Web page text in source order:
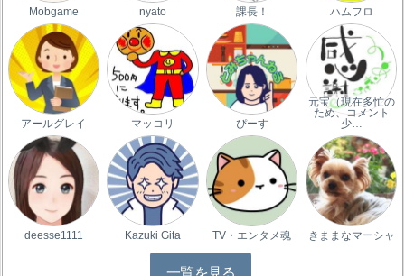
Mobgame nyato 課長！ ハムフロ
アールグレイ マッコリ ぴーす
元宝（現在多忙の
ため、コメント
少…
deesse1111 Kazuki Gita TV・エンタメ魂 きままなマーシャ
一覧を見る